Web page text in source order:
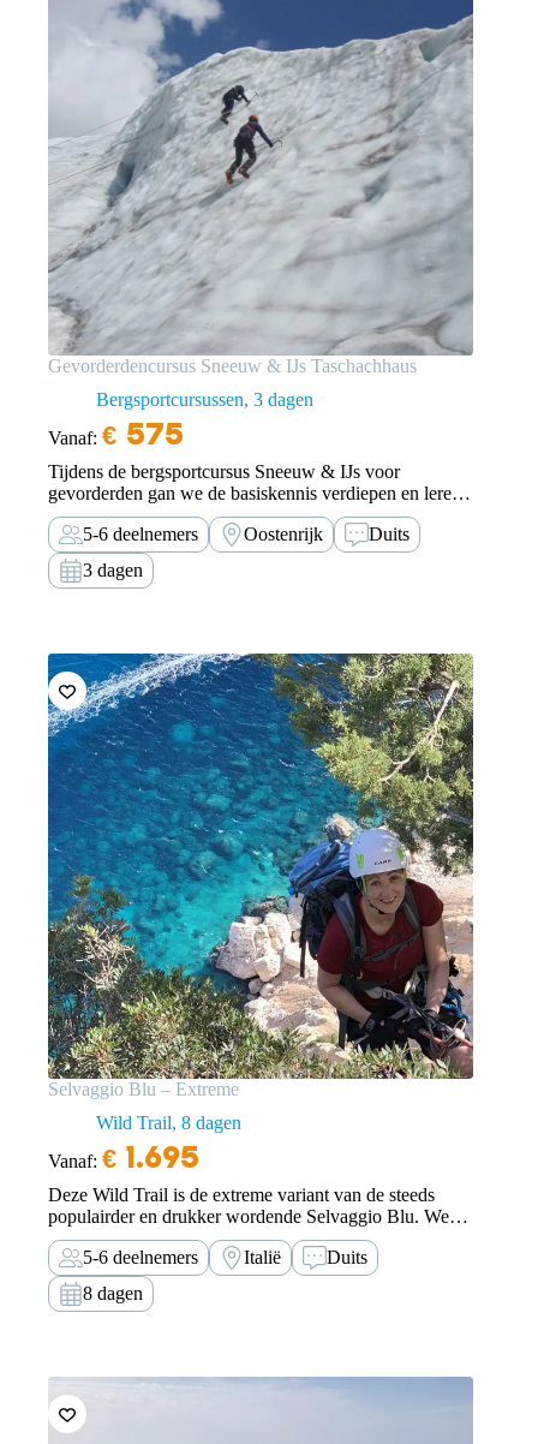
Gevorderdencursus Sneeuw & IJs Taschachhaus
Bergsportcursussen 3 dagen
Vanaf: € 575
Tijdens de bergsportcursus Sneeuw & IJs voor
gevorderden gan we de basiskennis verdiepen en leren
we nieuwe vaardigheden waarna je zelfstandig
hoogalpiene touren kunt gaan doen en kunt deelnemen
aan prachtige touren.
5-6 deelnemers Oostenrijk
Duits
3 dagen
Selvaggio Blu – Extreme
Wild Trail 8 dagen
Vanaf: € 1.695
Deze Wild Trail is de extreme variant van de steeds
populairder en drukker wordende Selvaggio Blu. We
starten in het binnenland van Sardinië en trekken naar
Cala Sisine, waarna we de komende dagen langs de
kust terugkeren naar Santa Maria.
5-6 deelnemers Italië
Duits
8 dagen